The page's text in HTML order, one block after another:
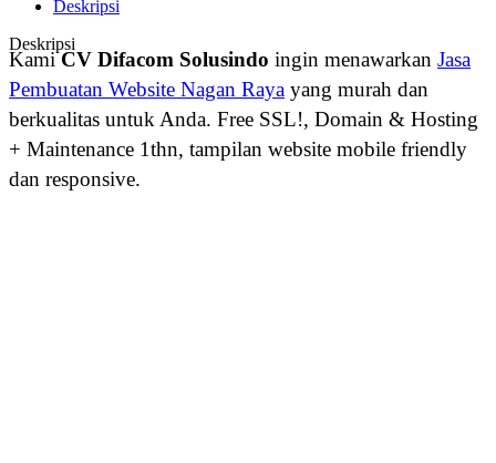
Deskripsi
Deskripsi
KamiCV Difacom Solusindo ingin menawarkan Jasa
Pembuatan Website Nagan Raya yang murah dan
berkualitas untuk Anda. Free SSL!, Domain & Hosting
+ Maintenance 1thn, tampilan website mobile friendly
dan responsive.